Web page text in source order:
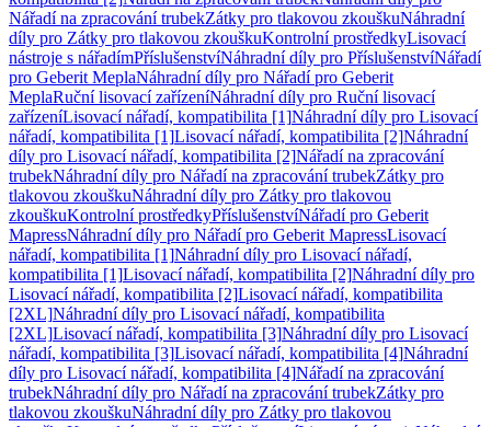
Nářadí na zpracování trubekZátky pro tlakovou zkouškuNáhradní
díly pro Zátky pro tlakovou zkouškuKontrolní prostředkyLisovací
nástroje s nářadímPříslušenstvíNáhradní díly pro PříslušenstvíNářadí
pro Geberit MeplaNáhradní díly pro Nářadí pro Geberit
MeplaRuční lisovací zařízeníNáhradní díly pro Ruční lisovací
zařízeníLisovací nářadí, kompatibilita [1]Náhradní díly pro Lisovací
nářadí, kompatibilita [1]Lisovací nářadí, kompatibilita [2]Náhradní
díly pro Lisovací nářadí, kompatibilita [2]Nářadí na zpracování
trubekNáhradní díly pro Nářadí na zpracování trubekZátky pro
tlakovou zkouškuNáhradní díly pro Zátky pro tlakovou
zkouškuKontrolní prostředkyPříslušenstvíNářadí pro Geberit
MapressNáhradní díly pro Nářadí pro Geberit MapressLisovací
nářadí, kompatibilita [1]Náhradní díly pro Lisovací nářadí,
kompatibilita [1]Lisovací nářadí, kompatibilita [2]Náhradní díly pro
Lisovací nářadí, kompatibilita [2]Lisovací nářadí, kompatibilita
[2XL]Náhradní díly pro Lisovací nářadí, kompatibilita
[2XL]Lisovací nářadí, kompatibilita [3]Náhradní díly pro Lisovací
nářadí, kompatibilita [3]Lisovací nářadí, kompatibilita [4]Náhradní
díly pro Lisovací nářadí, kompatibilita [4]Nářadí na zpracování
trubekNáhradní díly pro Nářadí na zpracování trubekZátky pro
tlakovou zkouškuNáhradní díly pro Zátky pro tlakovou